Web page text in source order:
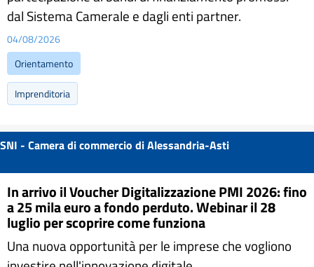
dal Sistema Camerale e dagli enti partner.
04/08/2026
Orientamento
Imprenditoria
SNI - Camera di commercio di Alessandria-Asti
In arrivo il Voucher Digitalizzazione PMI 2026: fino
a 25 mila euro a fondo perduto. Webinar il 28
luglio per scoprire come funziona
Una nuova opportunità per le imprese che vogliono